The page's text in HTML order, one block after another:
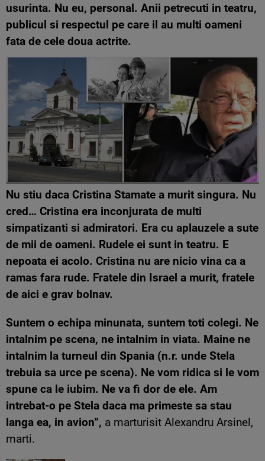
usurinta. Nu eu, personal. Anii petrecuti in teatru,
publicul si respectul pe care il au multi oameni
fata de cele doua actrite.
Nu stiu daca Cristina Stamate a murit singura. Nu
cred… Cristina era inconjurata de multi
simpatizanti si admiratori. Era cu aplauzele a sute
de mii de oameni. Rudele ei sunt in teatru. E
nepoata ei acolo. Cristina nu are nicio vina ca a
ramas fara rude. Fratele din Israel a murit, fratele
de aici e grav bolnav.
Suntem o echipa minunata, suntem toti colegi. Ne
intalnim pe scena, ne intalnim in viata. Maine ne
intalnim la turneul din Spania (n.r. unde Stela
trebuia sa urce pe scena). Ne vom ridica si le vom
spune ca le iubim. Ne va fi dor de ele. Am
intrebat-o pe Stela daca ma primeste sa stau
langa ea, in avion”, a marturisit Alexandru Arsinel,
marti.